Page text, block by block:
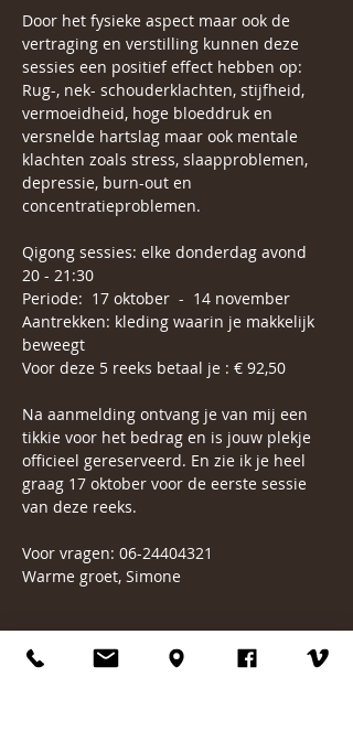
Door het fysieke aspect maar ook de
vertraging en verstilling kunnen deze
sessies een positief effect hebben op:
Rug-, nek- schouderklachten, stijfheid,
vermoeidheid, hoge bloeddruk en
versnelde hartslag maar ook mentale
klachten zoals stress, slaapproblemen,
depressie, burn-out en
concentratieproblemen.
Qigong sessies: elke donderdag avond
20 - 21:30
Periode:  17 oktober  -  14 november
Aantrekken: kleding waarin je makkelijk
beweegt
Voor deze 5 reeks betaal je : € 92,50
Na aanmelding ontvang je van mij een
tikkie voor het bedrag en is jouw plekje
officieel gereserveerd. En zie ik je heel
graag 17 oktober voor de eerste sessie
van deze reeks.
Voor vragen: 06-24404321
Warme groet, Simone